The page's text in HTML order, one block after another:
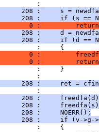
:
208 :     s =
208 :     if (s ==
0 :
208 :     d =
208 :     if (d ==
:     {
0 :
0 :
:     }
:
208 :     ret =
:
208 :
208 :
208 :     NOERR();
208 :     if (v->g-
:     {